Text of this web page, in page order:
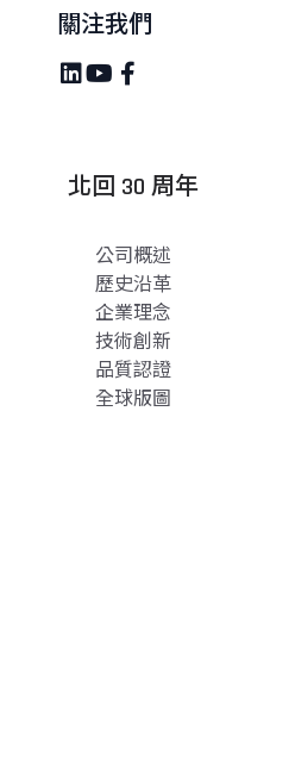
關注我們
北回 30 周年
公司概述
歷史沿革
企業理念
技術創新
品質認證
全球版圖